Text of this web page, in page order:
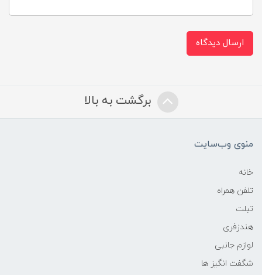
ارسال دیدگاه
برگشت به بالا
منوی وب‌سایت
خانه
تلفن همراه
تبلت
هندزفری
لوازم جانبی
شگفت انگیز ها